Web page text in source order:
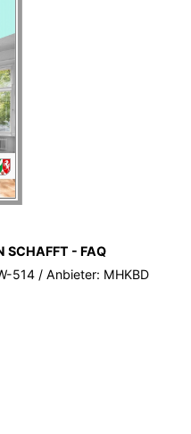
SCHAFFT - FAQ
514 / Anbieter: MHKBD